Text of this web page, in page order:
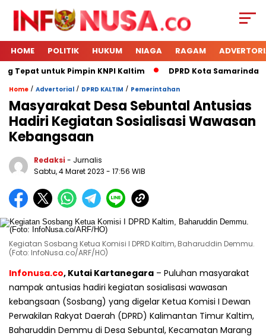
HOME POLITIK HUKUM NIAGA RAGAM
Tepat untuk Pimpin KNPI Kaltim DPRD Kota Samarinda
Home / Advertorial / DPRD KALTIM / Pemerintahan
Masyarakat Desa Sebuntal Antusias
Hadiri Kegiatan Sosialisasi Wawasan
Kebangsaan
Redaksi - Jurnalis
Sabtu, 4 Maret 2023 - 17:56 WIB
Kegiatan Sosbang Ketua Komisi I DPRD Kaltim, Baharuddin Demmu.
(Foto: InfoNusa.co/ARF/HO)
Infonusa.co, Kutai Kartanegara – Puluhan masyarakat
nampak antusias hadiri kegiatan sosialisasi wawasan
kebangsaan (Sosbang) yang digelar Ketua Komisi I Dewan
Perwakilan Rakyat Daerah (DPRD) Kalimantan Timur Kaltim,
Baharuddin Demmu di Desa Sebuntal, Kecamatan Marang